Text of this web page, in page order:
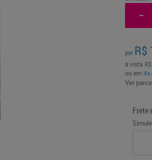
por R$
à vista
ou em 4x
Ver
Frete